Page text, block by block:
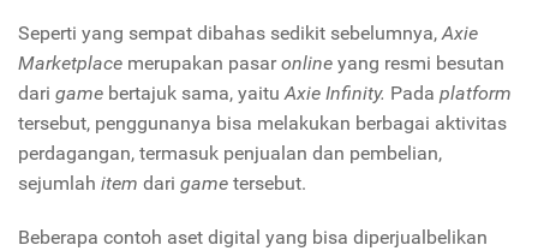
Seperti yang sempat dibahas sedikit sebelumnya,Axie
Marketplace merupakan pasaronline yang resmi besutan
dari game bertajuk sama, yaituAxie Infinity. Pada platform
tersebut, penggunanya bisa melakukan berbagai aktivitas
perdagangan, termasuk penjualan dan pembelian,
sejumlah item dari game tersebut.
Beberapa contoh aset digital yang bisa diperjualbelikan